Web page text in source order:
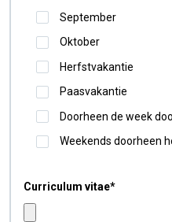
September
Oktober
Herfstvakantie
Paasvakantie
Doorheen de week
Weekends doorheen
Curriculum vitae*